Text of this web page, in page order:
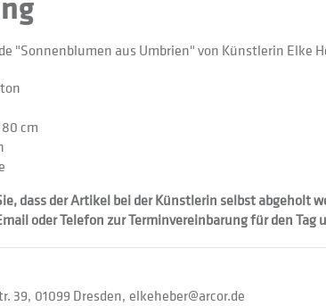
"Sonnenblumen aus Umbrien" von Künstlerin Elke
cm
dass der Artikel bei der Künstlerin selbst abgeholt
oder Telefon zur Terminvereinbarung für den
39 01099 Dresden elkeheber@arcor.de